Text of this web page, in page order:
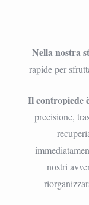
Nella nostra
rapide per
Il contropiede
precisione,
nostri